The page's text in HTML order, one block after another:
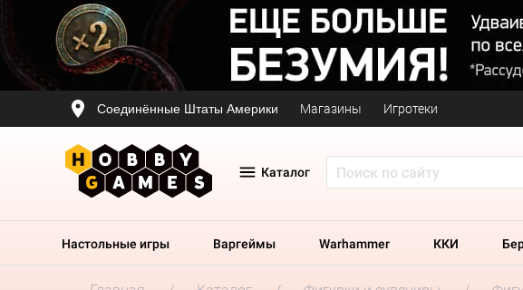
Соединённые Штаты Америки Магазины Игротеки
Каталог
Настольные игры Варгеймы Warhammer ККИ